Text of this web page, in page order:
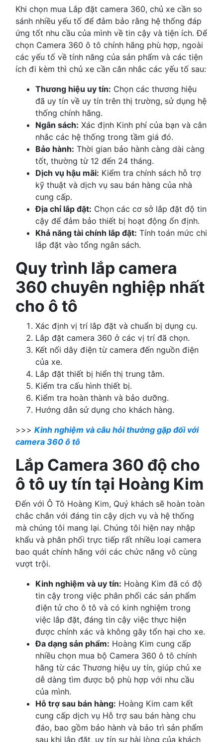
Khi chọn mua Lắp đặt camera 360, chủ xe cần so
sánh nhiều yếu tố để đảm bảo rằng hệ thống đáp
ứng tốt nhu cầu của mình về tin cậy và tiện ích. Để
chọn Camera 360 ô tô chính hãng phù hợp, ngoài
các yếu tố về tính năng của sản phẩm và các tiện
ích đi kèm thì chủ xe cần cân nhắc các yếu tố sau:
Thương hiệu uy tín: Chọn các thương hiệu
đã uy tín về uy tín trên thị trường, sử dụng hệ
thống chính hãng.
Ngân sách: Xác định Kinh phí của bạn và cân
nhắc các hệ thống trong tầm giá đó.
Bảo hành: Thời gian bảo hành càng dài càng
tốt, thường từ 12 đến 24 tháng.
Dịch vụ hậu mãi: Kiểm tra chính sách hỗ trợ
kỹ thuật và dịch vụ sau bán hàng của nhà
cung cấp.
Địa chỉ lắp đặt: Chọn các cơ sở lắp đặt độ tin
cậy để đảm bảo thiết bị hoạt động ổn định.
Khả năng tài chính lắp đặt: Tính toán mức chi
lắp đặt vào tổng ngân sách.
Quy trình lắp camera
360 chuyên nghiệp nhất
cho ô tô
Xác định vị trí lắp đặt và chuẩn bị dụng cụ.
Lắp đặt camera 360 ở các vị trí đã chọn.
Kết nối dây điện từ camera đến nguồn điện
của xe.
Lắp đặt thiết bị hiển thị trung tâm.
Kiểm tra cấu hình thiết bị.
Kiểm tra hoàn thành và bảo dưỡng.
Hướng dẫn sử dụng cho khách hàng.
>>> Kinh nghiệm và câu hỏi thường gặp đối với
camera 360 ô tô
Lắp Camera 360 độ cho
ô tô uy tín tại Hoàng Kim
Đến với Ô Tô Hoàng Kim, Quý khách sẽ hoàn toàn
chắc chắn với đáng tin cậy dịch vụ và hệ thống
mà chúng tôi mang lại. Chúng tôi hiện nay nhập
khẩu và phân phối trực tiếp rất nhiều loại camera
bao quát chính hãng với các chức năng vô cùng
vượt trội.
Kinh nghiệm và uy tín: Hoàng Kim đã có độ
tin cậy trong việc phân phối các sản phẩm
điện tử cho ô tô và có kinh nghiệm trong
việc lắp đặt, đáng tin cậy việc thực hiện
được chính xác và không gây tổn hại cho xe.
Đa dạng sản phẩm: Hoàng Kim cung cấp
nhiều chọn mua bộ Camera 360 ô tô chính
hãng từ các Thương hiệu uy tín, giúp chủ xe
dễ dàng tìm được bộ phù hợp với nhu cầu
của mình.
Hỗ trợ sau bán hàng: Hoàng Kim cam kết
cung cấp dịch vụ Hỗ trợ sau bán hàng chu
đáo, bao gồm bảo hành và bảo trì sản phẩm
sau khi lắp đặt, uy tín sự hài lòng của khách